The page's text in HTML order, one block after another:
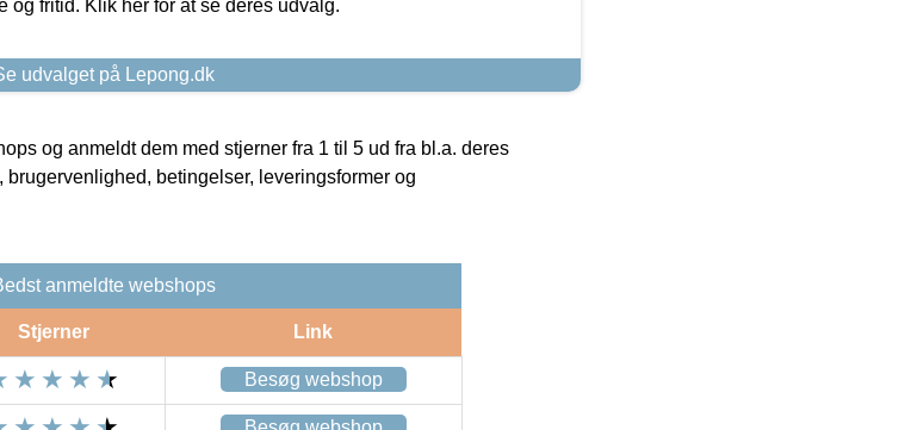
og fritid. Klik her for at se deres udvalg.
udvalget på Lepong.dk
og anmeldt dem med stjerner fra 1 til 5 ud fra bl.a. deres
betingelser, leveringsformer og
anmeldte webshops
Stjerner Link
Besøg webshop